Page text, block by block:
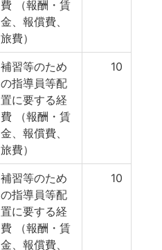
費 （報酬・賃
金、報償費、
旅費）
補習等のため
の指導員等配
置に要する経
費 （報酬・賃
金、報償費、
旅費）
10
補習等のため
の指導員等配
置に要する経
費 （報酬・賃
金、報償費、
10